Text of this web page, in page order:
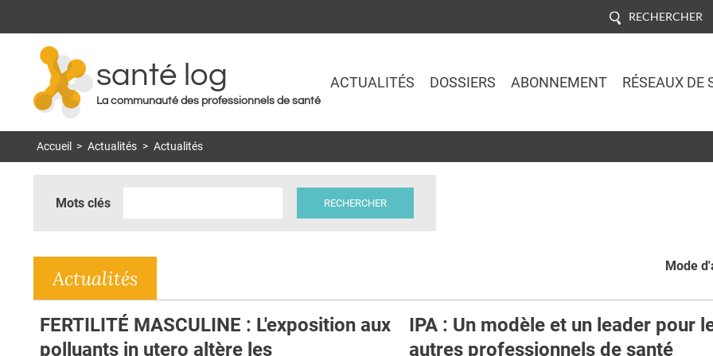
RECHERCHER
santé log
La communauté des professionnels de santé
ACTUALITÉS DOSSIERS ABONNEMENT RÉSEAUX DE
Accueil > Actualités > Actualités
Mots clés
Mode
Actualités
FERTILITÉ MASCULINE : L'exposition aux
polluants in utero altère les
IPA : Un modèle et un leader pour
autres professionnels de santé